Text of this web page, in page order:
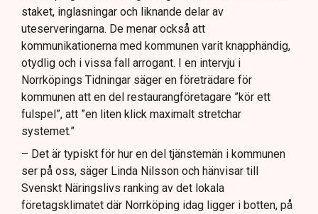
staket, inglasningar och liknande delar av
uteserveringarna. De menar också att
kommunikationerna med kommunen varit knapphändig,
otydlig och i vissa fall arrogant. I en intervju i
Norrköpings Tidningar säger en företrädare för
kommunen att en del restaurangföretagare ”kör ett
fulspel”, att ”en liten klick maximalt stretchar
systemet.”
– Det är typiskt för hur en del tjänstemän i kommunen
ser på oss, säger Linda Nilsson och hänvisar till
Svenskt Näringslivs ranking av det lokala
företagsklimatet där Norrköping idag ligger i botten, på